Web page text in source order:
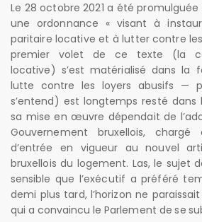
Le 28 octobre 2021 a été promulguée
une ordonnance « visant à
paritaire locative et à lutter contre les
premier volet de ce texte (la
locative) s’est matérialisé dans la
lutte contre les loyers abusifs —
s’entend) est longtemps resté dans
sa mise en œuvre dépendait de
Gouvernement bruxellois,
d’entrée en vigueur au nouvel
bruxellois du logement. Las, le sujet
sensible que l’exécutif a préféré
demi plus tard, l’horizon ne
qui a convaincu le Parlement de se